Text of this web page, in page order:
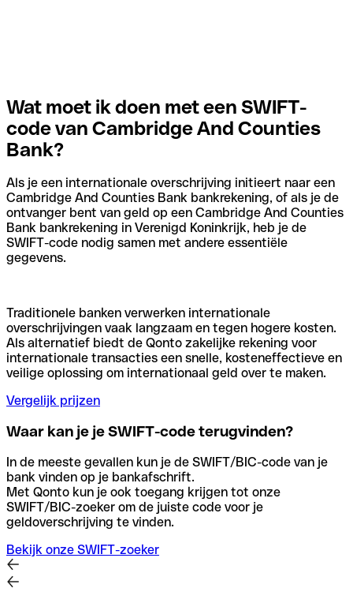
Wat moet ik doen met een SWIFT-
code van Cambridge And Counties
Bank?
Als je een internationale overschrijving initieert naar een
Cambridge And Counties Bank bankrekening, of als je de
ontvanger bent van geld op een Cambridge And Counties
Bank bankrekening in Verenigd Koninkrijk, heb je de
SWIFT-code nodig samen met andere essentiële
gegevens.
Traditionele banken verwerken internationale
overschrijvingen vaak langzaam en tegen hogere kosten.
Als alternatief biedt de Qonto zakelijke rekening voor
internationale transacties een snelle, kosteneffectieve en
veilige oplossing om internationaal geld over te maken.
Vergelijk prijzen
Waar kan je je SWIFT-code terugvinden?
In de meeste gevallen kun je de SWIFT/BIC-code van je
bank vinden op je bankafschrift.
Met Qonto kun je ook toegang krijgen tot onze
SWIFT/BIC-zoeker om de juiste code voor je
geldoverschrijving te vinden.
Bekijk onze SWIFT-zoeker